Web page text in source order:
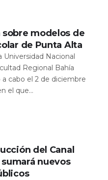
modelos de
de Punta Alta
Universidad Nacional
Regional Bahía
a cabo el 2 de diciembre
el que...
del Canal
nuevos